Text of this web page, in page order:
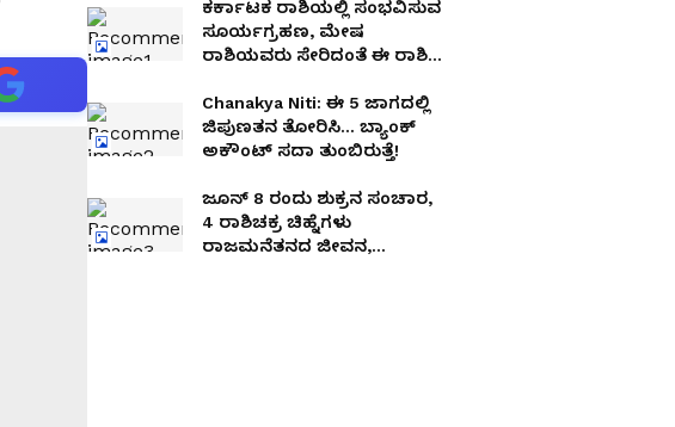
ಕರ್ಕಾಟಕ ರಾಶಿಯಲ್ಲಿ ಸಂಭವಿಸುವ
ಸೂರ್ಯಗ್ರಹಣ, ಮೇಷ
ರಾಶಿಯವರು ಸೇರಿದಂತೆ ಈ ರಾಶಿಗೆ
Chanakya Niti: ಈ 5 ಜಾಗದಲ್ಲಿ
ಜಿಪುಣತನ ತೋರಿಸಿ… ಬ್ಯಾಂಕ್
ಅಕೌಂಟ್ ಸದಾ ತುಂಬಿರುತ್ತೆ!
ಜೂನ್ 8 ರಂದು ಶುಕ್ರನ ಸಂಚಾರ,
4 ರಾಶಿಚಕ್ರ ಚಿಹ್ನೆಗಳು
ರಾಜಮನೆತನದ ಜೀವನ,